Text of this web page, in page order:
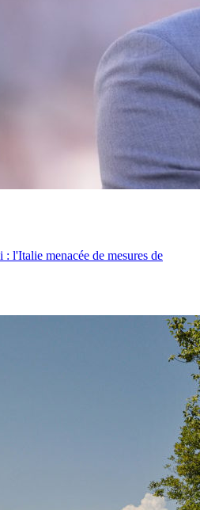
l'Italie menacée de mesures de